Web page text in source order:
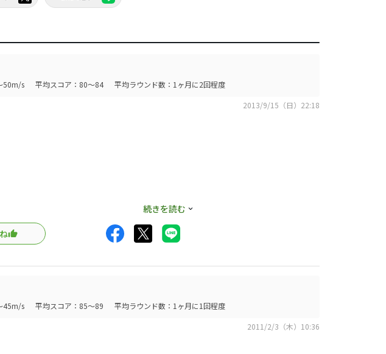
50m/s 平均スコア：80～84
平均ラウンド数：1ヶ月に2回程度
2013/9/15（日）22:18
す（甲高い音になるので）
しが使ったボールの中では最上位と思いま
まるコースのときに使っています。
続きを読む
45m/s 平均スコア：85～89
平均ラウンド数：1ヶ月に1回程度
2011/2/3（木）10:36